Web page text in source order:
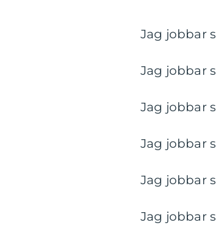
Jag jobbar
Jag jobbar
Jag jobbar
Jag jobbar
Jag jobbar
Jag jobbar